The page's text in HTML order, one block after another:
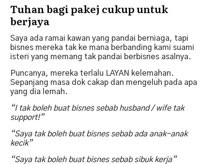
Tuhan bagi pakej cukup untuk
berjaya
Saya ada ramai kawan yang pandai berniaga, tapi
bisnes mereka tak ke mana berbanding kami suami
isteri yang memang tak pandai berbisnes asalnya.
Puncanya, mereka terlalu LAYAN kelemahan.
Sepanjang masa dok cakap dan mengeluh pada apa
yang dia lemah.
“I tak boleh buat bisnes sebab husband / wife tak
support!”
“Saya tak boleh buat bisnes sebab ada anak-anak
kecik”
“Saya tak boleh buat bisnes sebab sibuk kerja”